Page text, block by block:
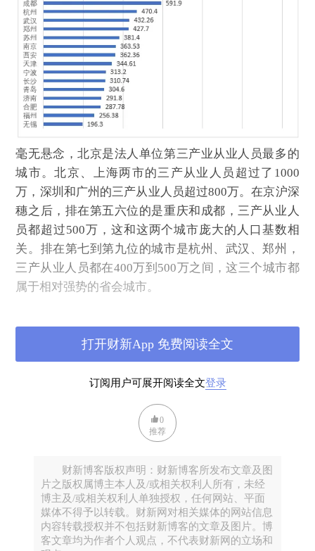
毫无悬念，北京是法人单位第三产业从业人员最多的
城市。北京、上海两市的三产从业人员超过了1000
万，深圳和广州的三产从业人员超过800万。在京沪深
穗之后，排在第五六位的是重庆和成都，三产从业人
员都超过500万，这和这两个城市庞大的人口基数相
关。排在第七到第九位的城市是杭州、武汉、郑州，
三产从业人员都在400万到500万之间，这三个城市都
属于相对强势的省会城市。
业。
订阅用户可展开阅读全文登录
打开财新App 免费阅读全文
0
推荐
财新博客版权声明：财新博客所发布文章及图
片之版权属博主本人及/或相关权利人所有，未经
博主及/或相关权利人单独授权，任何网站、平面
媒体不得予以转载。财新网对相关媒体的网站信息
内容转载授权并不包括财新博客的文章及图片。博
客文章均为作者个人观点，不代表财新网的立场和